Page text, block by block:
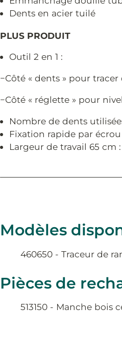
Dents en acier tuilé
PLUS PRODUIT
Outil 2 en 1 :
−Côté « dents » pour
−Côté « réglette » pour
Nombre de dents
Fixation rapide par
Largeur de travail 65 cm
Modèles
460650 - Traceur de
Pièces de
513150 - Manche bois